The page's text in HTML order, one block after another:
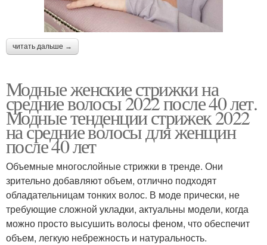
читать дальше →
Модные женские стрижки на
средние волосы 2022 после 40 лет.
Модные тенденции стрижек 2022
на средние волосы для женщин
после 40 лет
Объемные многослойные стрижки в тренде. Они
зрительно добавляют объем, отлично подходят
обладательницам тонких волос. В моде прически, не
требующие сложной укладки, актуальны модели, когда
можно просто высушить волосы феном, что обеспечит
объем, легкую небрежность и натуральность.